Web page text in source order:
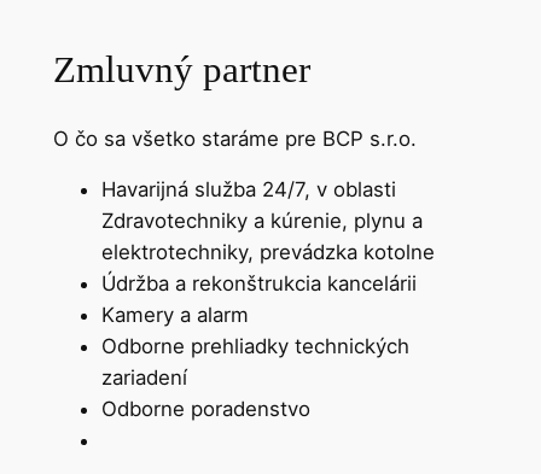
Zmluvný partner
O čo sa všetko staráme pre BCP s.r.o.
Havarijná služba 24/7, v oblasti
Zdravotechniky a kúrenie, plynu a
elektrotechniky, prevádzka kotolne
Údržba a rekonštrukcia kancelárii
Kamery a alarm
Odborne prehliadky technických
zariadení
Odborne poradenstvo